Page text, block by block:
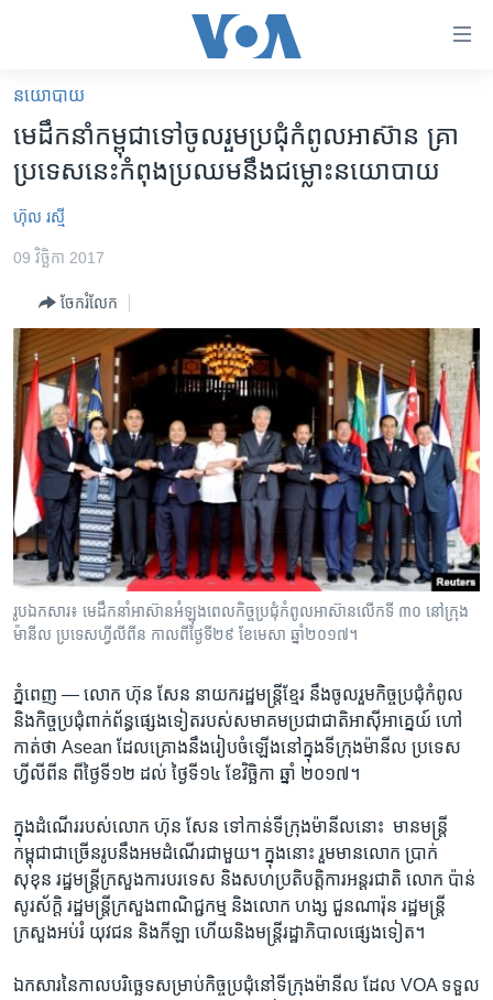
គេហទំព័រ​
ទាក់ទង
និង​
ចូល​
ទំព័រ​
ម្តង
រំលង​
និង​
ចូល​
ទៅ​
ទំព័រ​
រចនា
សម្ព័ន្ធ​
រំលង​
និង​
ទៅ​
ទំព័រ​
ស្វែង​
កម្ពុជា
ហេឡូវីអូអេ
កម្ពុជាច្នៃប្រតិដ្ឋ
ព្រឹត្តិការណ៍ព័ត៌មាន
ទូរទស្សន៍ / វីដេអូ​
វិទ្យុ / ផតខាសថ៍
កម្មវិធីទាំងអស់
Khmer English
បណ្តាញ​សង្គម
ភាសា
នយោបាយ
មេដឹកនាំ​កម្ពុជា​ទៅ​​ចូលរួម​ប្រជុំ​កំពូល​អាស៊ាន​ ​គ្រា​
ប្រទេស​​នេះ​កំពុង​ប្រឈម​នឹង​ជម្លោះ​នយោបាយ
ហ៊ុល រស្មី
09 វិច្ឆិកា 2017
ចែករំលែក
រូបឯកសារ៖ មេដឹកនាំ​អាស៊ាន​អំឡុងពេល​កិច្ចប្រជុំកំពូល​អាស៊ាន​លើកទី ៣០ នៅ​ក្រុង​
ម៉ានីល ប្រទេស​ហ្វីលីពីន កាល​ពី​ថ្ងៃ​ទី២៩ ខែ​មេសា ឆ្នាំ២០១៧។
ភ្នំពេញ​ — លោក​ ​ហ៊ុន សែន​ នាយក​រដ្ឋ​មន្ត្រី​ខ្មែរ​ នឹង​ចូលរួម​កិច្ច​ប្រជុំ​កំពូល​ ​
និង​កិច្ច​ប្រជុំ​ពាក់​ព័ន្ធផ្សេង​ទៀត​របស់​សមាគម​ប្រជាជាតិ​អាស៊ី​អាគ្នេយ៍ ហៅ​
កាត់​ថា​ ​Asean​ ​ដែល​គ្រោង​នឹង​រៀបចំ​ឡើង​នៅ​ក្នុង​ទីក្រុង​ម៉ានីល​ ​ប្រទេស​
ហ្វីលីពីន​ ​ពីថ្ងៃ​ទី​១២​ ​ដល់​ ថ្ងៃទី​១៤​ ខែ​វិច្ឆិកា​ ឆ្នាំ​ ​២០១៧។​
ក្នុង​ដំណើរ​របស់​លោក​ ​ហ៊ុន សែន​ ​ទៅ​កាន់​ទីក្រុង​ម៉ានីល​នោះ​ ​ ​មាន​មន្ត្រី​
កម្ពុជា​ជាច្រើន​រូប​នឹងអម​ដំណើរ​ជា​មួយ។​ ​ក្នុង​នោះ​ ​រួមមាន​លោក​ ​ប្រាក់​
សុខុន​ ​រដ្ឋមន្ត្រី​ក្រសួង​ការ​បរទេស​ និង​សហ​ប្រតិបត្តិការ​អន្តរជាតិ​ ​លោក​ ​ប៉ាន់
សូរស័ក្តិ​ រដ្ឋមន្ត្រី​ក្រសួង​ពាណិជ្ជ​កម្ម​ និង​លោក​ ហង្ស​ ​ជួនណារ៉ុន​ រដ្ឋមន្ត្រី​
ក្រសួង​អប់រំ​ យុវជន​ និង​កីឡា​ ហើយ​និង​មន្ត្រី​រដ្ឋាភិបាល​ផ្សេង​ទៀត។​
ឯកសារ​នៃ​កាល​បរិច្ឆេទសម្រាប់​កិច្ច​ប្រជុំ​នៅ​ទីក្រុង​ម៉ានីល​ ​ដែល​ ​VOA​ ​ទទួល​